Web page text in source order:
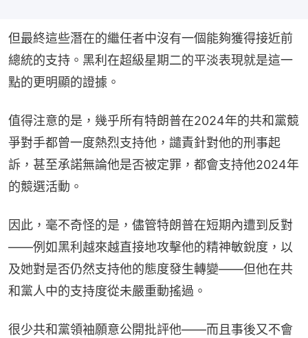
但最終這些潛在的繼任者中沒有一個能夠獲得接近前
總統的支持。黑利在超級星期二的平淡表現就是這一
點的更明顯的證據。
值得注意的是，幾乎所有特朗普在2024年的共和黨競
爭對手都曾一度熱烈支持他，譴責針對他的刑事起
訴，甚至承諾無論他是否被定罪，都會支持他2024年
的競選活動。
因此，毫不奇怪的是，儘管特朗普在短期內遭到反對
——例如黑利越來越直接地攻擊他的精神敏銳度，以
及她對是否仍然支持他的態度發生轉變——但他在共
和黨人中的支持度從未嚴重動搖過。
很少共和黨領袖願意公開批評他——而且事後又不會